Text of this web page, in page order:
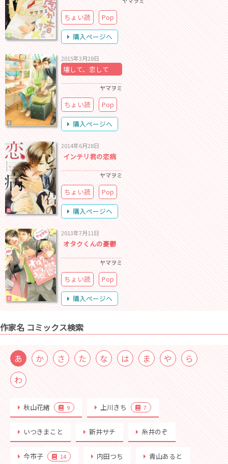
ちょい読
Pop
購入ページへ
2015年3月28日
壊して、恋して
ヤマヲミ
ちょい読
Pop
購入ページへ
2014年6月28日
インテリ君の恋病
ヤマヲミ
ちょい読
Pop
購入ページへ
2013年7月11日
オタクくんの憂鬱
ヤマヲミ
ちょい読
Pop
購入ページへ
作家名 コミックス検索
あ か さ た な は ま や
ら
わ
秋山花緒 9 上川きち 7
いつきまこと 新井サチ 糸井のぞ
今市子 14 内田つち 青山あると